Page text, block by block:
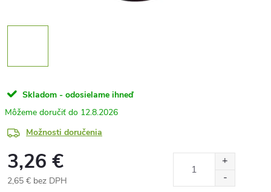
Skladom - odosielame ihneď
12.8.2026
Možnosti doručenia
3,26 €
2,65 € bez DPH